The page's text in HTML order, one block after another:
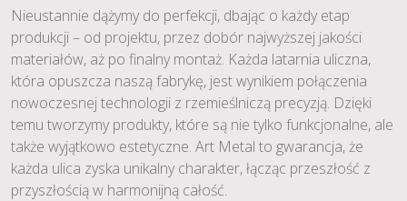
Nieustannie dążymy do perfekcji, dbając o każdy etap
produkcji – od projektu, przez dobór najwyższej jakości
materiałów, aż po finalny montaż. Każda latarnia uliczna,
która opuszcza naszą fabrykę, jest wynikiem połączenia
nowoczesnej technologii z rzemieślniczą precyzją. Dzięki
temu tworzymy produkty, które są nie tylko funkcjonalne, ale
także wyjątkowo estetyczne. Art Metal to gwarancja, że
każda ulica zyska unikalny charakter, łącząc przeszłość z
przyszłością w harmonijną całość.